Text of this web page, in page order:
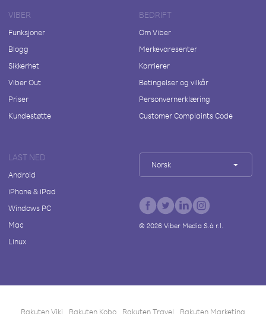
VIBER
Funksjoner
Blogg
Sikkerhet
Viber Out
Priser
Kundestøtte
BEDRIFT
Om Viber
Merkevaresenter
Karrierer
Betingelser og vilkår
Personvernerklæring
Customer Complaints Code
LAST NED
Android
iPhone & iPad
Windows PC
Mac
Linux
Norsk
© 2026Viber Media S.à r.l.
Rakuten Viki Rakuten Kobo Rakuten Travel Rakuten Marketing